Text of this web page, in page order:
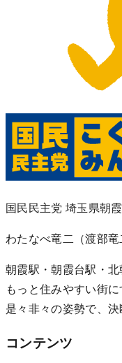
国民民主党 埼玉県朝
わたなべ竜二 （渡部竜
朝霞駅・朝霞台駅・
もっと住みやすい街に
是々非々の姿勢で、決
コンテンツ